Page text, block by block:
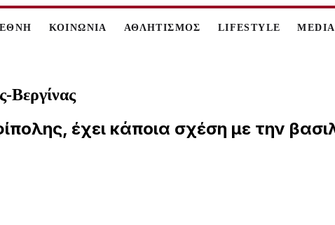
ΚΟΙΝΩΝΙΑ ΑΘΛΗΤΙΣΜΟΣ LIFESTYLE MEDIA
Βεργίνας
έχει κάποια σχέση με την